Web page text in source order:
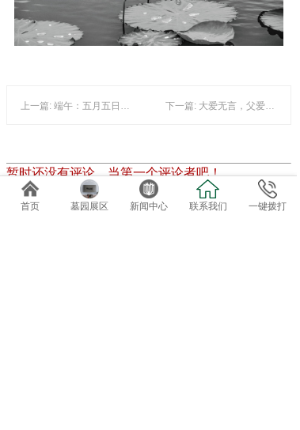
上一篇: 端午：五月五日午，赠我一枝艾 下一篇: 大爱无言，父爱如山，致敬天下父亲！
暂时还没有评论，当第一个评论者吧！
发表评论
首页 墓园展区 新闻中心 联系我们 一键拨打